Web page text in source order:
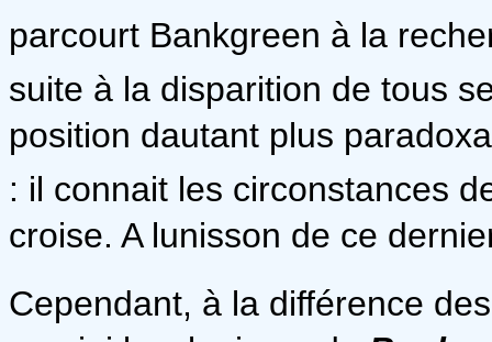
parcourt Bankgreen à la
suite à la disparition de tous
position dautant plus
: il connait les circonstances
croise. A lunisson de ce
Cependant, à la différence